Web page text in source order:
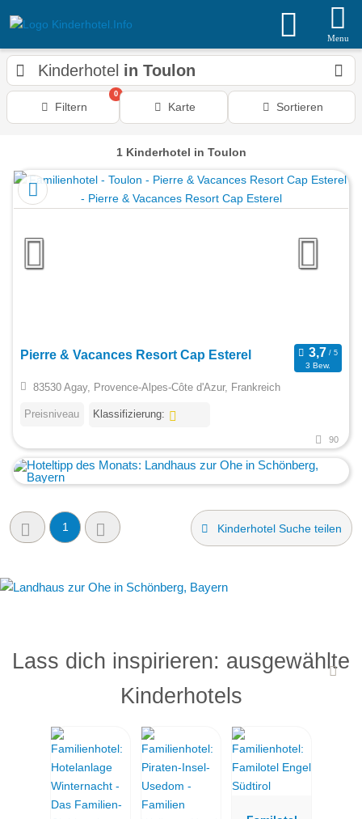
Menu
Kinderhotel in Toulon
Filtern
0
Karte Sortieren
1Kinderhotel in Toulon
Pierre & Vacances Resort Cap Esterel
3 Bew.
83530 Agay, Provence-Alpes-Côte d'Azur, Frankreich
Preisniveau Klassifizierung:
90
1 Kinderhotel Suche teilen
Lass dich inspirieren: ausgewählte
Kinderhotels